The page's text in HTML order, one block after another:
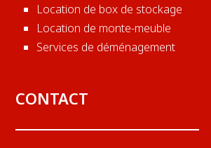
Location de box de stockage
Location de monte-meuble
Services de déménagement
CONTACT